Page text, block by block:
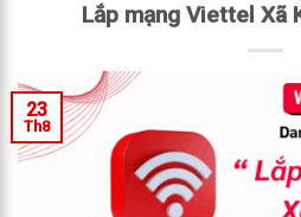
Lắp mạng Viettel Xã
23
Th8